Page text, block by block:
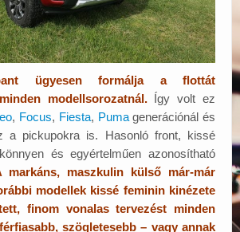
ügyesen formálja a flottát
modellsorozatnál.Így volt ez
, Focus, Fiesta, Pumagenerációnál és
a pickupokra is. Hasonló front, kissé
és egyértelműen azonosítható
markáns, maszkulin külső már-már
modellek kissé feminin kinézete
finom vonalas tervezést minden
szögletesebb – vagy annak